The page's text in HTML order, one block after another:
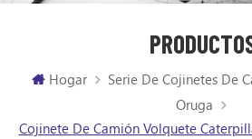
Hogar
Serie De Cojinetes De
Oruga
Cojinete De Camión Volquete